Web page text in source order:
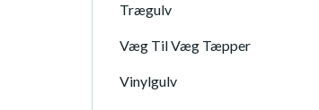
Trægulv
Væg Til Væg Tæpper
Vinylgulv